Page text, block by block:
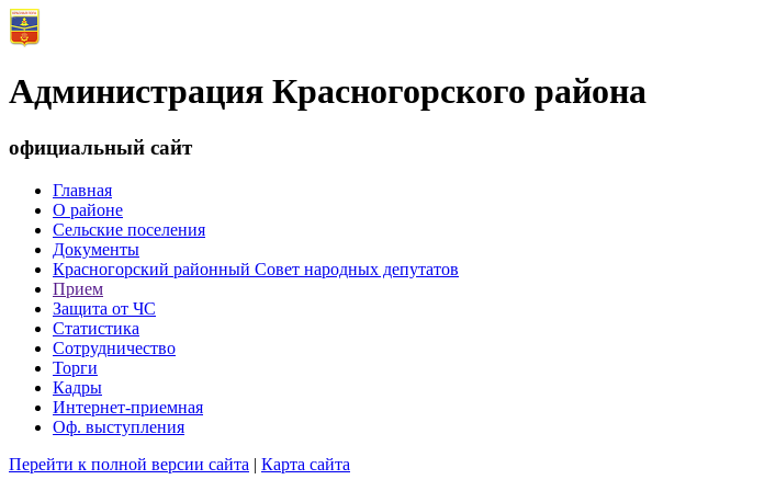
Администрация Красногорского района
официальный сайт
Главная
О районе
Сельские поселения
Документы
Красногорский районный Совет народных депутатов
Прием
Защита от ЧС
Статистика
Сотрудничество
Торги
Кадры
Интернет-приемная
Оф. выступления
Перейти к полной версии сайта | Карта сайта